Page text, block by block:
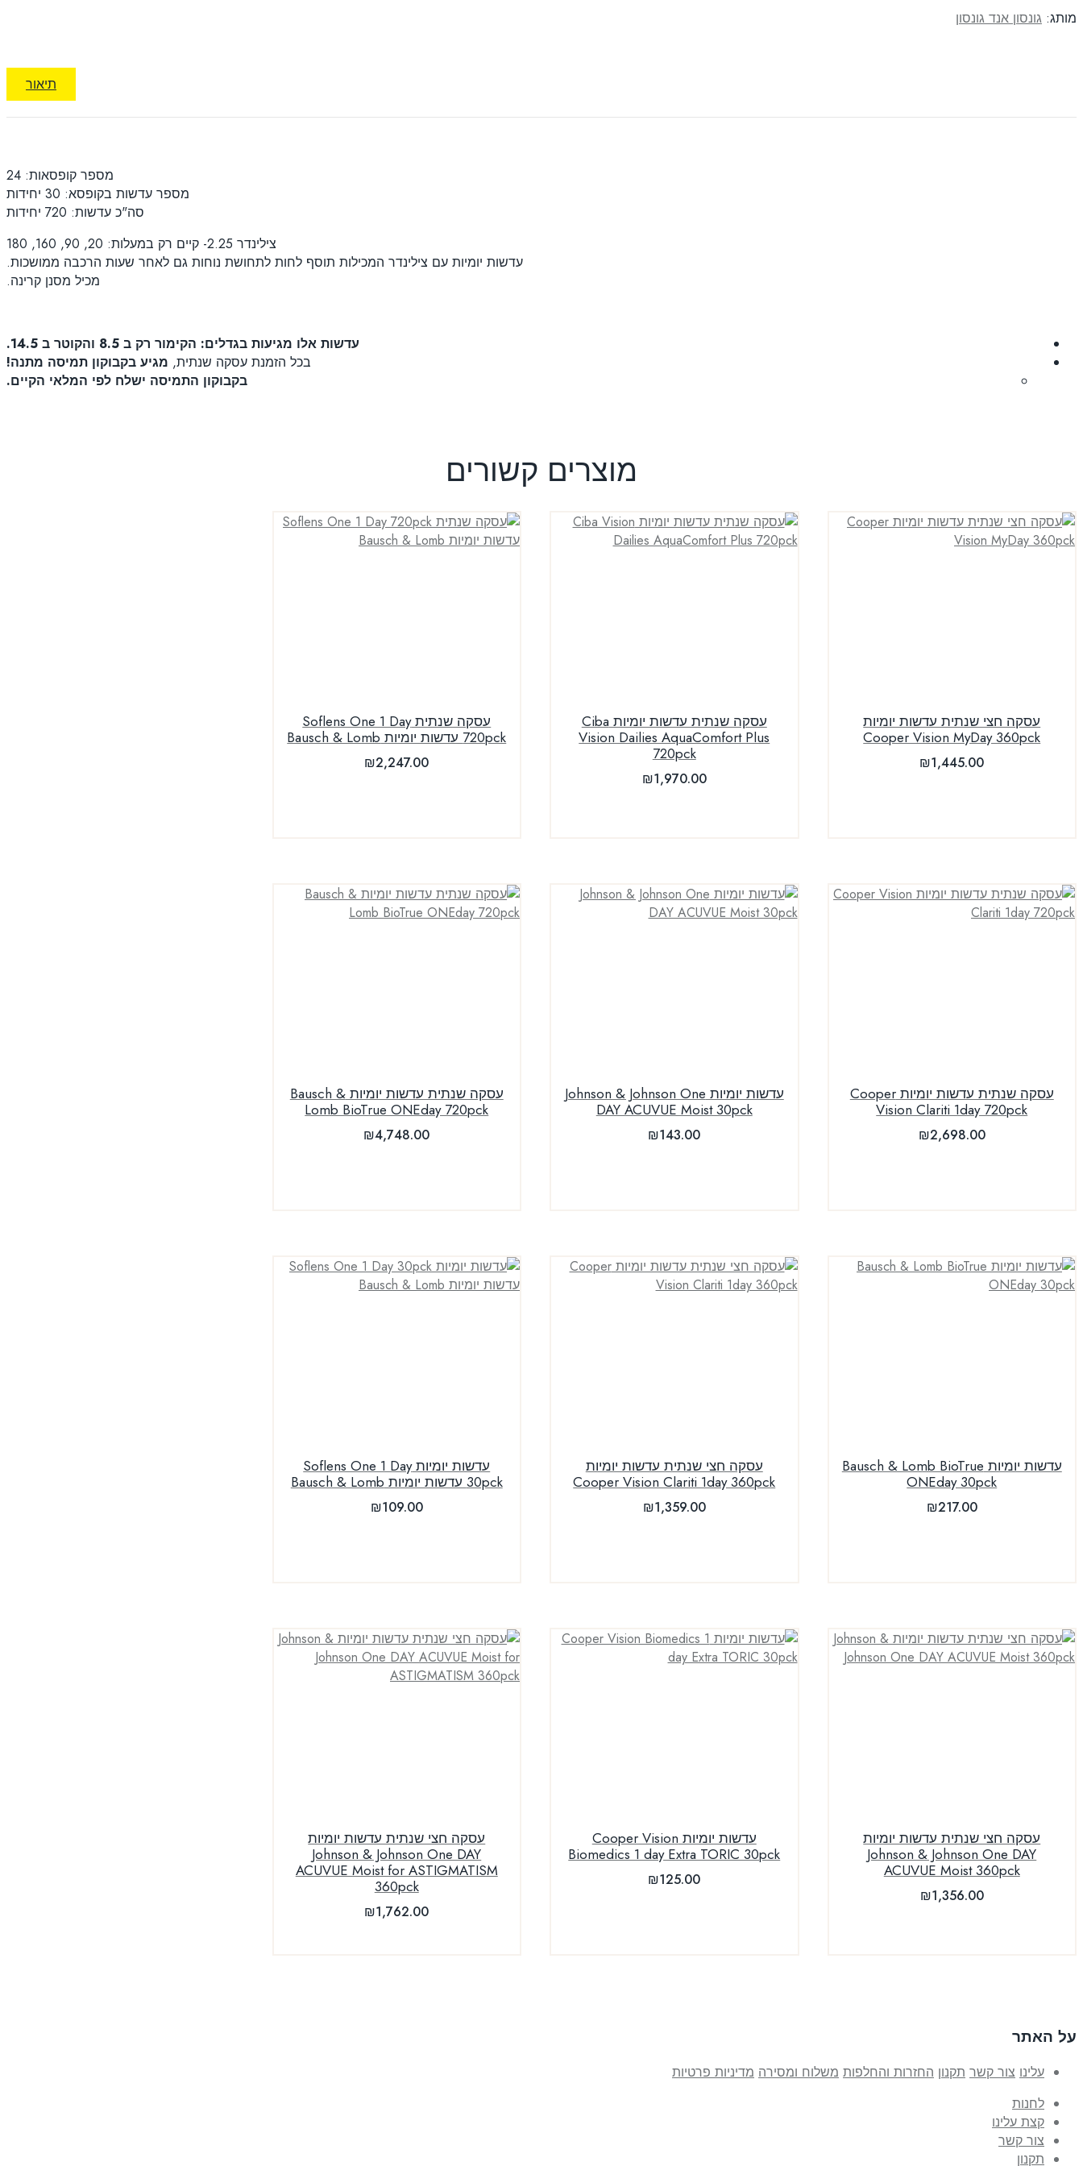
מותג:גונסון אנד גונסון
תיאור
מספר קופסאות: 24
מספר עדשות בקופסא: 30 יחידות
סה"כ עדשות: 720 יחידות
צילינדר 2.25- קיים רק במעלות: 20, 90, 160, 180
עדשות יומיות עם צילינדר המכילות תוסף לחות לתחושת נוחות גם לאחר שעות הרכבה ממושכות.
מכיל מסנן קרינה.
עדשות אלו מגיעות בגדלים: הקימור רק ב 8.5 והקוטר ב 14.5.
בכל הזמנת עסקה שנתית, מגיע בקבוקון תמיסה מתנה!
בקבוקון התמיסה ישלח לפי המלאי הקיים.
מוצרים קשורים
עסקה חצי שנתית עדשות יומיות
Cooper Vision MyDay 360pck
₪1,445.00
עסקה שנתית עדשות יומיות Ciba
Vision Dailies AquaComfort Plus
720pck
₪1,970.00
עסקה שנתית Soflens One 1 Day
720pck עדשות יומיות Bausch & Lomb
₪2,247.00
עסקה שנתית עדשות יומיות Cooper
Vision Clariti 1day 720pck
₪2,698.00
עדשות יומיות Johnson & Johnson One
DAY ACUVUE Moist 30pck
₪143.00
עסקה שנתית עדשות יומיות Bausch &
Lomb BioTrue ONEday 720pck
₪4,748.00
עדשות יומיות Bausch & Lomb BioTrue
ONEday 30pck
₪217.00
עסקה חצי שנתית עדשות יומיות
Cooper Vision Clariti 1day 360pck
₪1,359.00
עדשות יומיות Soflens One 1 Day
30pck עדשות יומיות Bausch & Lomb
₪109.00
עסקה חצי שנתית עדשות יומיות
Johnson & Johnson One DAY
ACUVUE Moist 360pck
₪1,356.00
עדשות יומיות Cooper Vision
Biomedics 1 day Extra TORIC 30pck
₪125.00
עסקה חצי שנתית עדשות יומיות
Johnson & Johnson One DAY
ACUVUE Moist for ASTIGMATISM
360pck
₪1,762.00
על האתר
עלינו צור קשר תקנון החזרות והחלפות משלוח ומסירה מדיניות פרטיות
לחנות
קצת עלינו
צור קשר
תקנון